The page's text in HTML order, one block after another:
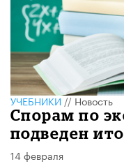
УЧЕБНИКИ//Новость
Спорам по
подведен
14 февраля